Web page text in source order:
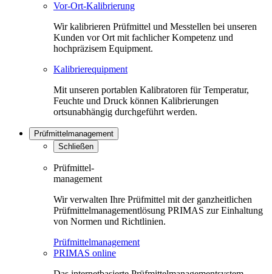
Vor-Ort-Kalibrierung
Wir kalibrieren Prüfmittel und Messtellen bei unseren
Kunden vor Ort mit fachlicher Kompetenz und
hochpräzisem Equipment.
Kalibrierequipment
Mit unseren portablen Kalibratoren für Temperatur,
Feuchte und Druck können Kalibrierungen
ortsunabhängig durchgeführt werden.
Prüfmittelmanagement
Schließen
Prüfmittel-
management
Wir verwalten Ihre Prüfmittel mit der ganzheitlichen
Prüfmittelmanagementlösung PRIMAS zur Einhaltung
von Normen und Richtlinien.
Prüfmittelmanagement
PRIMAS online